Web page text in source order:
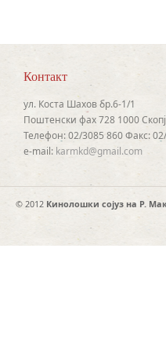
Контакт
ул. Коста Шахов бр.6-1/1
Поштенски фах 728 1000
Телефон: 02/3085 860 Факс:
e-mail: karmkd@gmail.com
© 2012 Кинолошки сојуз на Р.